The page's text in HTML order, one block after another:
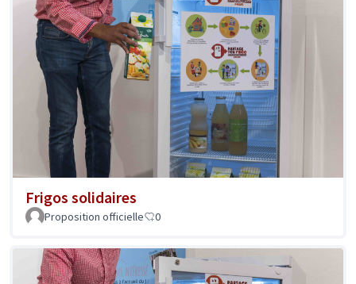
Frigos solidaires
Proposition officielle 0